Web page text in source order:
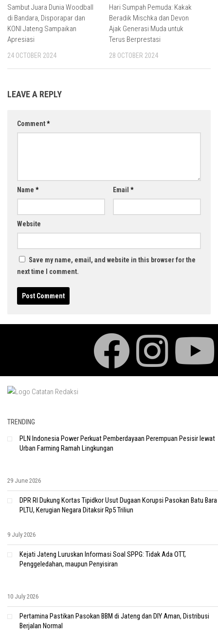
Sambut Juara Dunia Woodball
di Bandara, Disporapar dan
KONI Jateng Sampaikan
Apresiasi
24 OCTOBER 2024
Hari Sumpah Pemuda: Kakak
Beradik Mischka dan Devon
Ajak Generasi Muda untuk
Terus Berprestasi
28 OCTOBER 2024
LEAVE A REPLY
Comment*
Name * Email *
Website
Save my name, email, and website in this browser for the
next time I comment.
TRENDING
PLN Indonesia Power Perkuat Pemberdayaan Perempuan Pesisir lewat
Urban Farming Ramah Lingkungan
29 June 2026
DPR RI Dukung Kortas Tipidkor Usut Dugaan Korupsi Pasokan Batu Bara
PLTU, Kerugian Negara Ditaksir Rp5 Triliun
9 July 2026
Kejati Jateng Luruskan Informasi Soal SPPG: Tidak Ada OTT,
Penggeledahan, maupun Penyisiran
10 July 2026
Pertamina Pastikan Pasokan BBM di Jateng dan DIY Aman, Distribusi
Berjalan Normal